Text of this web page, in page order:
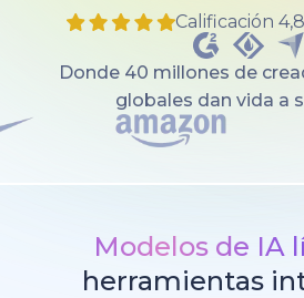
Calificación
Donde 40 millones de
globales dan vida a
Modelos de IA
herramientas